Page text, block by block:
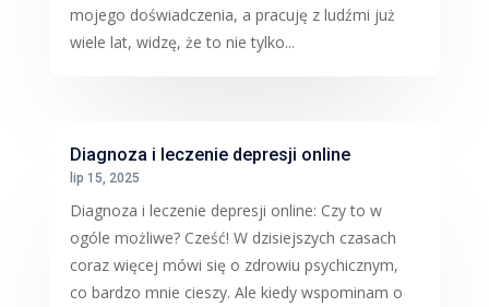
mojego doświadczenia, a pracuję z ludźmi już
wiele lat, widzę, że to nie tylko...
Diagnoza i leczenie depresji online
lip 15, 2025
Diagnoza i leczenie depresji online: Czy to w
ogóle możliwe? Cześć! W dzisiejszych czasach
coraz więcej mówi się o zdrowiu psychicznym,
co bardzo mnie cieszy. Ale kiedy wspominam o